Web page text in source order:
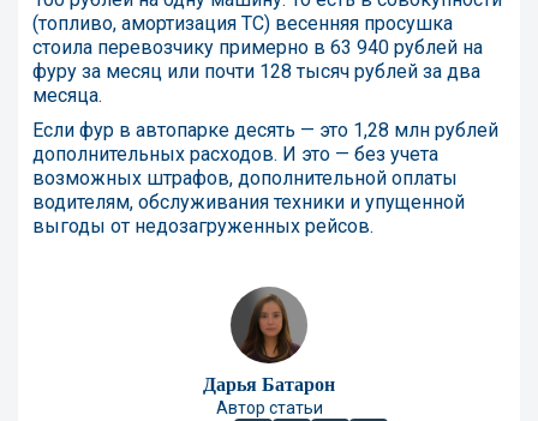
(топливо, амортизация ТС) весенняя просушка
стоила перевозчику примерно в 63 940 рублей на
фуру за месяц или почти 128 тысяч рублей за два
месяца.
Если фур в автопарке десять — это 1,28 млн рублей
дополнительных расходов. И это — без учета
возможных штрафов, дополнительной оплаты
водителям, обслуживания техники и упущенной
выгоды от недозагруженных рейсов.
Дарья Батарон
Автор статьи